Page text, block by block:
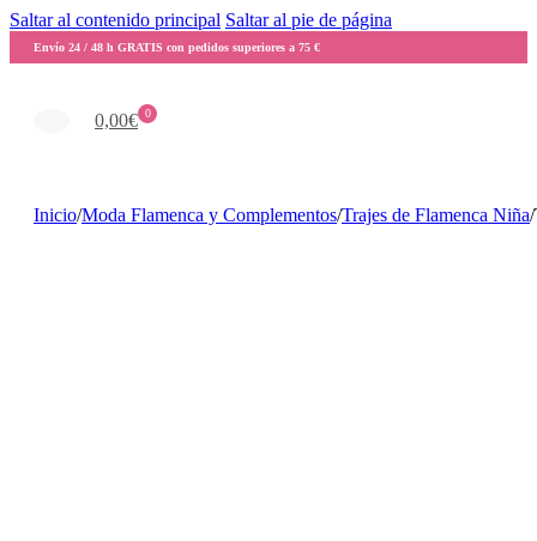
Saltar al contenido principal Saltar al pie de página
Envío 24 / 48 h GRATIS con pedidos superiores a 75 €
0
0,00€
Inicio/Moda Flamenca y Complementos/Trajes de Flamenca Niña/